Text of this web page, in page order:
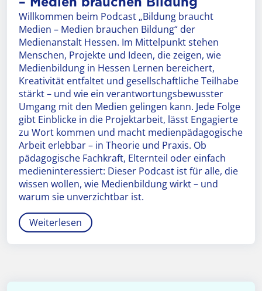
Willkommen beim Podcast „Bildung braucht
Medien – Medien brauchen Bildung“ der
Medienanstalt Hessen. Im Mittelpunkt stehen
Menschen, Projekte und Ideen, die zeigen, wie
Medienbildung in Hessen Lernen bereichert,
Kreativität entfaltet und gesellschaftliche Teilhabe
stärkt – und wie ein verantwortungsbewusster
Umgang mit den Medien gelingen kann. Jede Folge
gibt Einblicke in die Projektarbeit, lässt Engagierte
zu Wort kommen und macht medienpädagogische
Arbeit erlebbar – in Theorie und Praxis. Ob
pädagogische Fachkraft, Elternteil oder einfach
medieninteressiert: Dieser Podcast ist für alle, die
wissen wollen, wie Medienbildung wirkt – und
warum sie unverzichtbar ist.
Weiterlesen